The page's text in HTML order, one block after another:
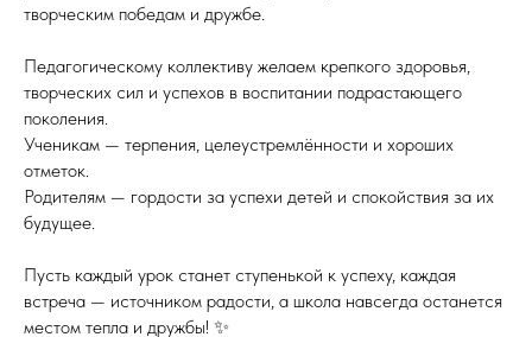
творческим победам и дружбе.
Педагогическому коллективу желаем крепкого здоровья,
творческих сил и успехов в воспитании подрастающего
поколения.
Ученикам — терпения, целеустремлённости и хороших
отметок.
Родителям — гордости за успехи детей и спокойствия за их
будущее.
Пусть каждый урок станет ступенькой к успеху, каждая
встреча — источником радости, а школа навсегда останется
местом тепла и дружбы! ✨